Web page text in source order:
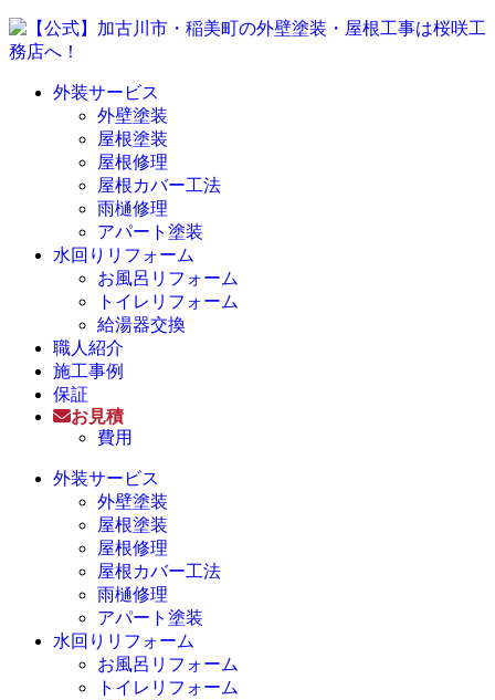
外装サービス
外壁塗装
屋根塗装
屋根修理
屋根カバー工法
雨樋修理
アパート塗装
水回りリフォーム
お風呂リフォーム
トイレリフォーム
給湯器交換
職人紹介
施工事例
保証
お見積
費用
外装サービス
外壁塗装
屋根塗装
屋根修理
屋根カバー工法
雨樋修理
アパート塗装
水回りリフォーム
お風呂リフォーム
トイレリフォーム